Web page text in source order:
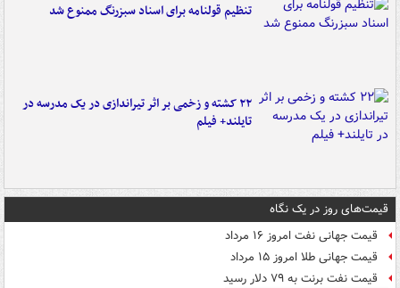
تنظیم قولنامه برای اسناد سبزرنگ ممنوع شد
۲۲ کشته و زخمی بر اثر تیراندازی در یک مدرسه در
تایلند+ فیلم
قیمت‌های روز در یک نگاه
قیمت جهانی نفت امروز ۱۶ مرداد
قیمت جهانی طلا امروز ۱۵ مرداد
قیمت نفت برنت به ۷۹ دلار رسید